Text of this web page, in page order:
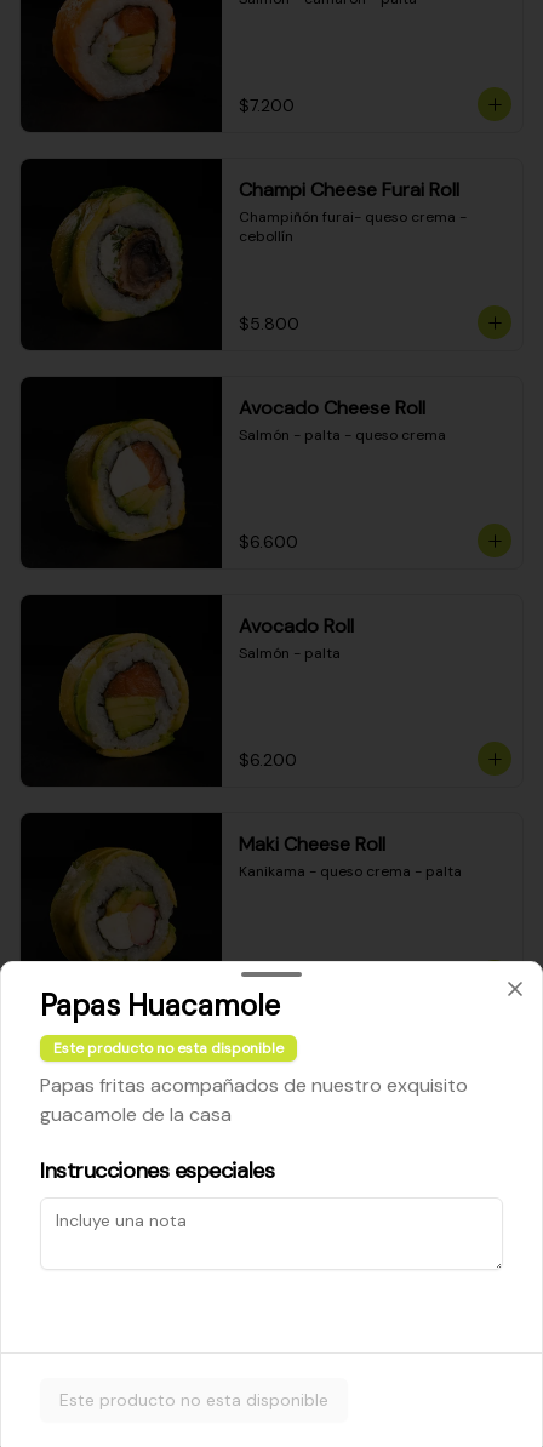
$7.200
Champi Cheese Furai Roll
Champiñón furai- queso crema -
cebollín
$5.800
Avocado Cheese Roll
Salmón - palta - queso crema
$6.600
Avocado Roll
Salmón - palta
$6.200
Maki Cheese Roll
Kanikama - queso crema - palta
$5.200
Cheese Roll
Queso crema - palta - cebollín
$5.200
$5.800
Papas Huacamole
Este producto no esta disponible
Papas fritas acompañados de nuestro exquisito
guacamole de la casa
Instrucciones especiales
Este producto no esta disponible